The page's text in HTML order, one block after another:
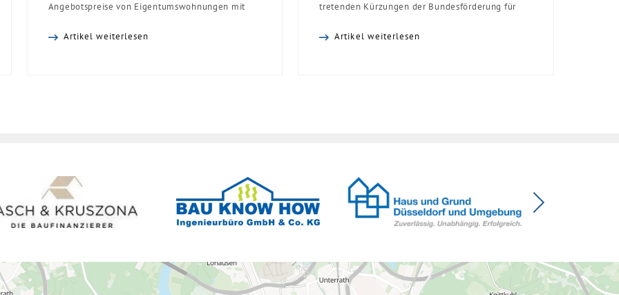
Angebotspreise von Eigentumswohnungen mit
Artikel weiterlesen
tretenden Kürzungen der Bundesförderung für
Artikel weiterlesen